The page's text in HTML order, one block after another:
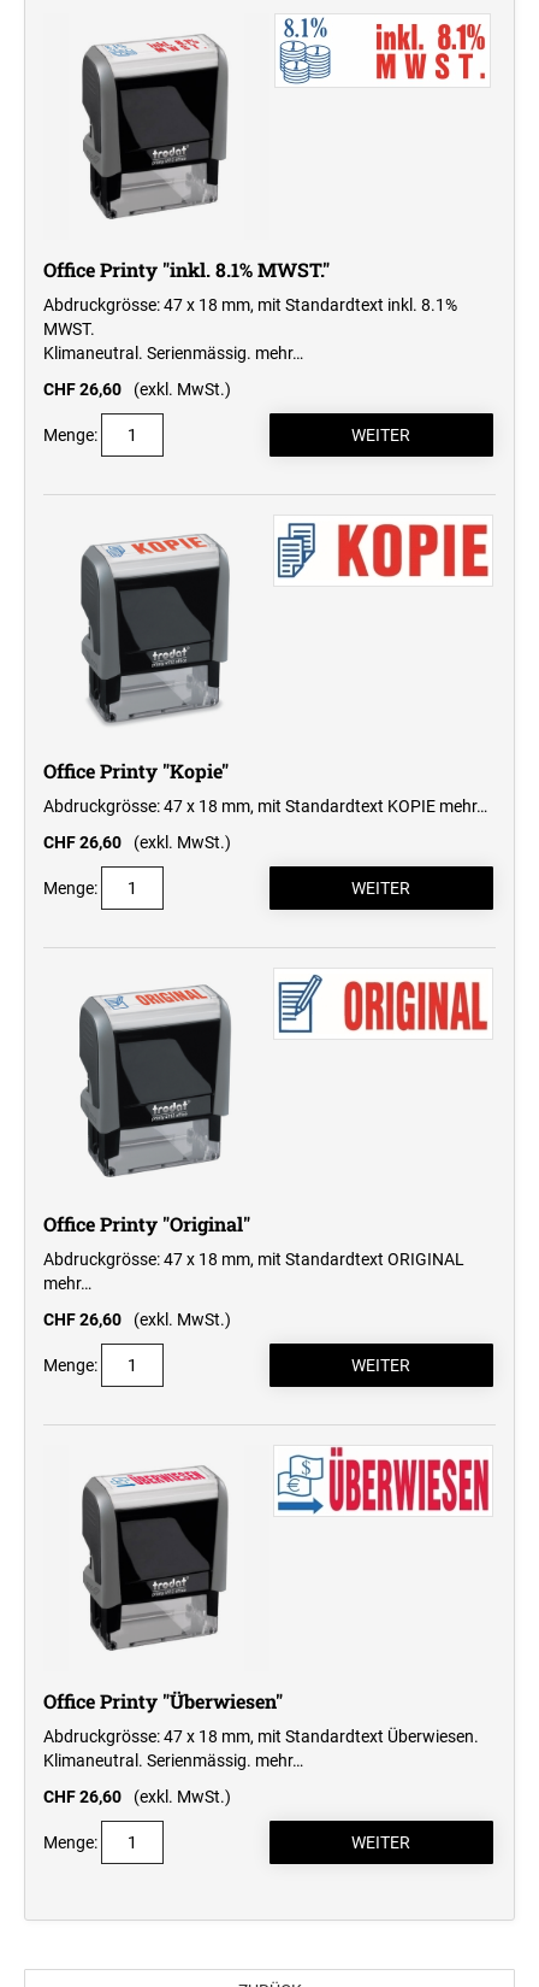
Office Printy "inkl. 8.1% MWST."
Abdruckgrösse: 47 x 18 mm, mit Standardtext inkl. 8.1%
MWST.
Klimaneutral. Serienmässig. mehr…
CHF 26,60
(exkl. MwSt.)
Menge:
Office Printy "Kopie"
Abdruckgrösse: 47 x 18 mm, mit Standardtext KOPIE mehr…
CHF 26,60
(exkl. MwSt.)
Menge:
Office Printy "Original"
Abdruckgrösse: 47 x 18 mm, mit Standardtext ORIGINAL
mehr…
CHF 26,60
(exkl. MwSt.)
Menge:
Office Printy "Überwiesen"
Abdruckgrösse: 47 x 18 mm, mit Standardtext Überwiesen.
Klimaneutral. Serienmässig. mehr…
CHF 26,60
(exkl. MwSt.)
Menge: